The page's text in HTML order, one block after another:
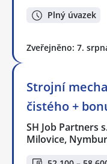
Plný úvazek
Zveřejněno: 7.
Strojní
čistého +
SH Job Partners
Milovice,